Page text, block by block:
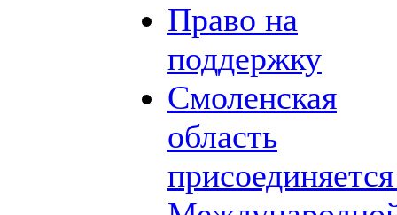
Право на
поддержку
Смоленская
область